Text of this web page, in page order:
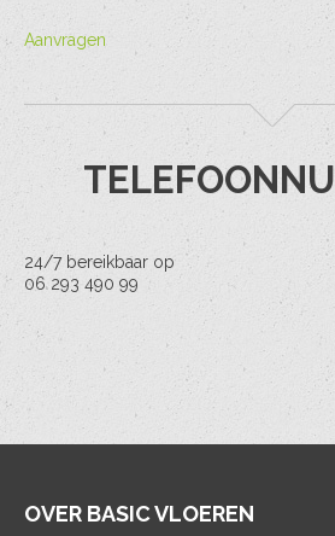
Aanvragen
24/7 bereikbaar op
06 293 490 99
OVER BASIC VLOEREN